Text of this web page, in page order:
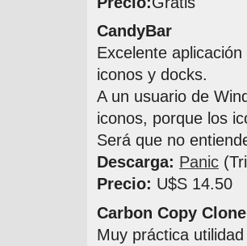
CandyBar
Excelente
iconos y docks.
A un usuario de
iconos, porque los
Será que no
Descarga: Panic
Precio: U$S 14.50
Carbon Copy
Muy práctica